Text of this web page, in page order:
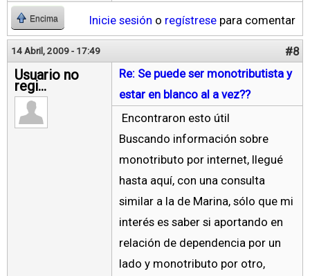
Encima Inicie sesión o regístrese para comentar
14 Abril, 2009 - 17:49 #8
Usuario no
regi...
Re: Se puede ser monotributista y
estar en blanco al a vez??
Encontraron esto útil
Buscando información sobre
monotributo por internet, llegué
hasta aquí, con una consulta
similar a la de Marina, sólo que mi
interés es saber si aportando en
relación de dependencia por un
lado y monotributo por otro,